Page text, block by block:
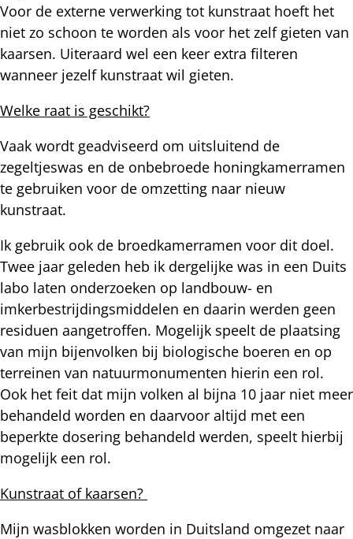
Voor de externe verwerking tot kunstraat hoeft het
niet zo schoon te worden als voor het zelf gieten van
kaarsen. Uiteraard wel een keer extra filteren
wanneer jezelf kunstraat wil gieten.
Welke raat is geschikt?
Vaak wordt geadviseerd om uitsluitend de
zegeltjeswas en de onbebroede honingkamerramen
te gebruiken voor de omzetting naar nieuw
kunstraat.
Ik gebruik ook de broedkamerramen voor dit doel.
Twee jaar geleden heb ik dergelijke was in een Duits
labo laten onderzoeken op landbouw- en
imkerbestrijdingsmiddelen en daarin werden geen
residuen aangetroffen. Mogelijk speelt de plaatsing
van mijn bijenvolken bij biologische boeren en op
terreinen van natuurmonumenten hierin een rol.
Ook het feit dat mijn volken al bijna 10 jaar niet meer
behandeld worden en daarvoor altijd met een
beperkte dosering behandeld werden, speelt hierbij
mogelijk een rol.
Kunstraat of kaarsen?
Mijn wasblokken worden in Duitsland omgezet naar